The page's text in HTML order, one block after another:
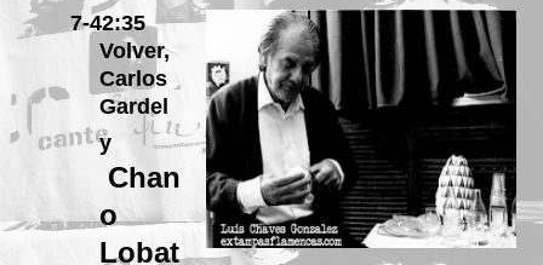
7-42:35
Volver,
Carlos
Gardel
y
Chan
o
Lobat